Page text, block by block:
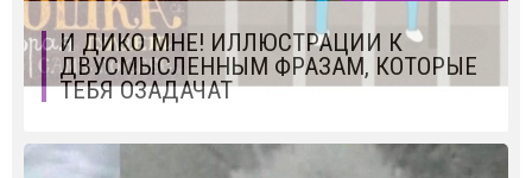
И ДИКО МНЕ! ИЛЛЮСТРАЦИИ К
ДВУСМЫСЛЕННЫМ ФРАЗАМ, КОТОРЫЕ
ТЕБЯ ОЗАДАЧАТ